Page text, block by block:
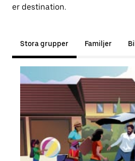
er destination.
Stora grupper Familjer